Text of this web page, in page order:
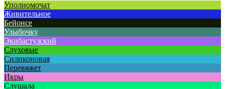
Уполномочат
Живительное
Бейонсе
Улыбочку
Экибастузский
Слуховые
Силиконовая
Перевяжет
Икры
Слушала